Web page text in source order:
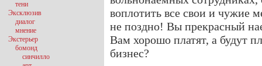
воплотить все свои и чужие
не поздно! Вы прекрасный
Вам хорошо платят, а будут
бизнес?
тени
Эксклюзив
диалог
мнение
Экстерьер
бомонд
синчилло